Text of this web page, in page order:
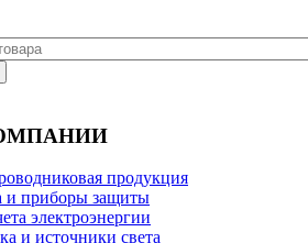
продукция
и приборы защиты
электроэнергии
и источники света